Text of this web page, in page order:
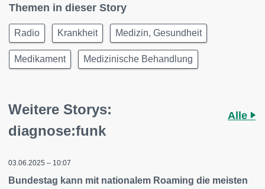
Themen in dieser Story
Radio Krankheit Medizin, Gesundheit
Medikament Medizinische Behandlung
Weitere Storys:
diagnose:funk
Alle
03.06.2025 – 10:07
Bundestag kann mit nationalem Roaming die meisten